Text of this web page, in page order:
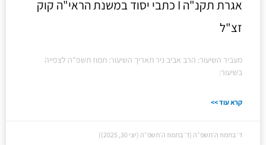
אגרת תקנ"ה I כתבי יסוד במשנת הראי"ה קוק
זצ"ל
מעביר השיעור: הרב אביב ניר תאריך השיעור: תמוז תשפ"ה לצפייה
בשיעור:
קרא עוד >>
ד׳ בתמוז ה׳תשפ״ה (ד׳ בתמוז ה׳תשפ״ה (יוני 30, 2025))